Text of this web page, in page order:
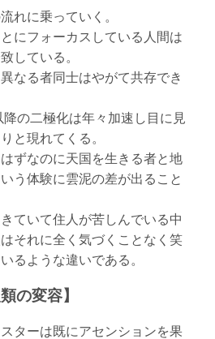
れに乗っていく。
にフォーカスしている人間は
している。
なる者同士はやがて共存でき
の二極化は年々加速し目に見
と現れてくる。
ずなのに天国を生きる者と地
う体験に雲泥の差が出ること
ていて住人が苦しんでいる中
それに全く気づくことなく笑
るような違いである。
の変容】
ターは既にアセンションを果